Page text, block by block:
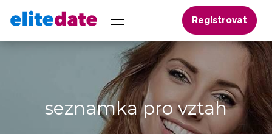
Registrovat
seznamka pro vztah